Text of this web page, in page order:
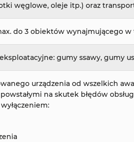
węglowe, oleje itp.) oraz
do 3 obiektów
gumy ssawy, gumy
urządzenia od wszelkich
na skutek błędów